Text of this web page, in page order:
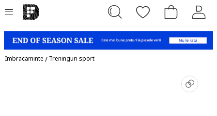
Imbracaminte / Treninguri sport